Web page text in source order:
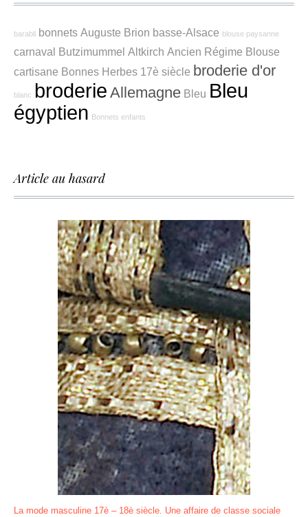
barabli bonnets Auguste Brion basse-Alsace blouse paysanne
carnaval Butzimummel Altkirch Ancien Régime Blouse
cartisane Bonnes Herbes 17è siècle broderie d'or
blanc broderie Allemagne Bleu Bleu
égyptien Bonnets enfants
Article au hasard
La mode masculine 17è – 18è siècle. Une affaire de classe sociale